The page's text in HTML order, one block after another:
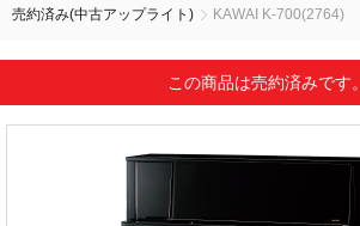
売約済み(中古アップライト)
KAWAI K-700(2764)
この商品は売約済みです。